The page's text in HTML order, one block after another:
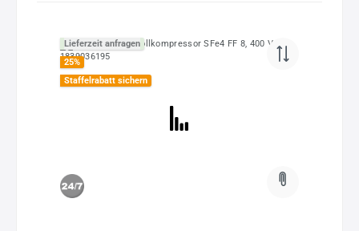
Lieferzeit anfragen
25%
Staffelrabatt sichern